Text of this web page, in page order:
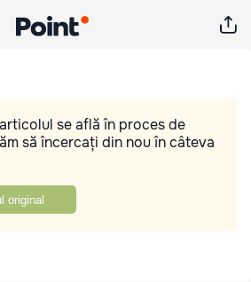
se află în proces de
să încercați din nou în câteva
original